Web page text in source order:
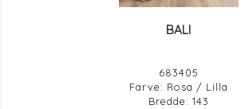
BALI
683405
Farve: Rosa / Lilla
Bredde: 143